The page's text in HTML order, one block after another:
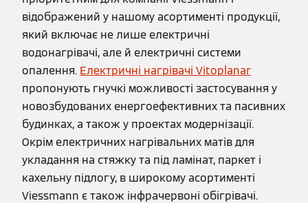
відображений у нашому асортименті продукції,
який включає не лише електричні
водонагрівачі, але й електричні системи
опалення. Електричні нагрівачі Vitoplanar
пропонують гнучкі можливості застосування у
новозбудованих енергоефективних та пасивних
будинках, а також у проектах модернізації.
Окрім електричних нагрівальних матів для
укладання на стяжку та під ламінат, паркет і
кахельну підлогу, в широкому асортименті
Viessmann є також інфрачервоні обігрівачі.